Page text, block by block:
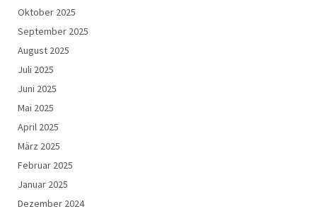
Oktober 2025
September 2025
August 2025
Juli 2025
Juni 2025
Mai 2025
April 2025
März 2025
Februar 2025
Januar 2025
Dezember 2024